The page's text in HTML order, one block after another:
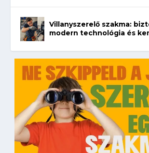
Villanyszerelő szakma:
modern technológia és